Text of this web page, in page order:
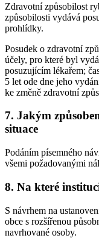
Zdravotní způsobilost
způsobilosti vydává
prohlídky.
Posudek o zdravotní
účely, pro které byl
posuzujícím lékařem;
5 let ode dne jeho
ke změně zdravotní
7. Jakým
situace
Podáním písemného
všemi požadovanými
8. Na které
S návrhem na
obce s rozšířenou
navrhované osoby.